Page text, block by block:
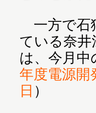
一方で石
ている奈井
は、今月
年度電源開
日 ）